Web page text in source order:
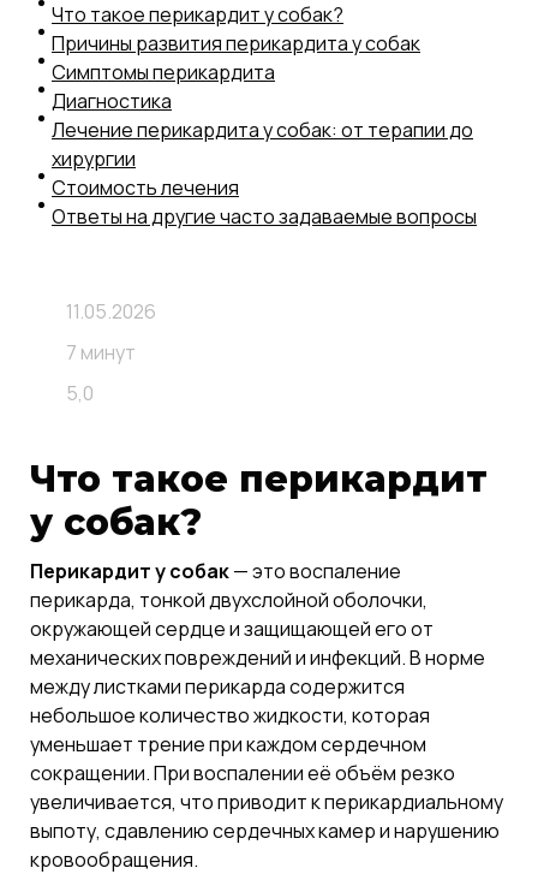
Что такое перикардит у собак?
Причины развития перикардита у собак
Симптомы перикардита
Диагностика
Лечение перикардита у собак: от терапии до
хирургии
Стоимость лечения
Ответы на другие часто задаваемые вопросы
11.05.2026
7 минут
5,0
Что такое перикардит
у собак?
Перикардит у собак— это воспаление
перикарда, тонкой двухслойной оболочки,
окружающей сердце и защищающей его от
механических повреждений и инфекций. В норме
между листками перикарда содержится
небольшое количество жидкости, которая
уменьшает трение при каждом сердечном
сокращении. При воспалении её объём резко
увеличивается, что приводит к перикардиальному
выпоту, сдавлению сердечных камер и нарушению
кровообращения.